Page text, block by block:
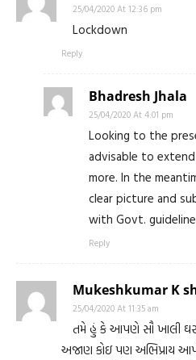
25/04/2020 At 12:36 pm
Lockdown
Reply
Bhadresh Jhala
25/04/2020 At 4:01 pm
Looking to the
advisable to
more. In the
clear picture and
with Govt.
Reply
Mukeshkumar K
25/04/2020 At 11:35 am
તમે હું કે આપણે સૌ ખાલી
અજાણ કોઇ પણ અભિપ્રાય